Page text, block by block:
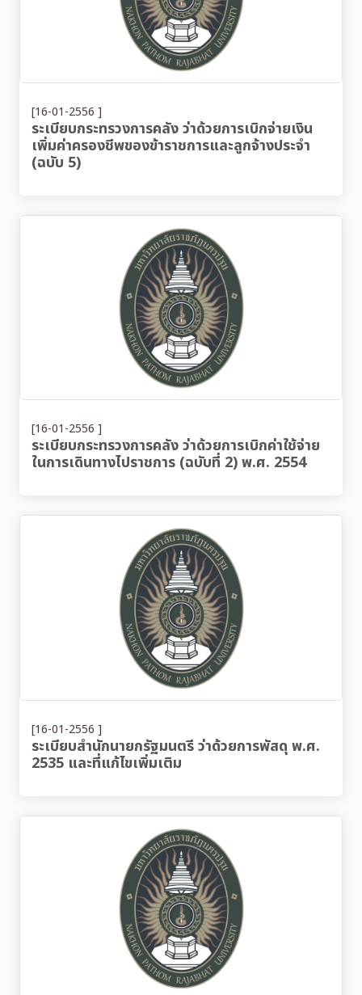
[16-01-2556 ]
ระเบียบกระทรวงการคลัง ว่าด้วยการเบิกจ่ายเงิน
เพิ่มค่าครองชีพของข้าราชการและลูกจ้างประจำ
(ฉบับ 5)
[16-01-2556 ]
ระเบียบกระทรวงการคลัง ว่าด้วยการเบิกค่าใช้จ่าย
ในการเดินทางไปราชการ (ฉบับที่ 2) พ.ศ. 2554
[16-01-2556 ]
ระเบียบสำนักนายกรัฐมนตรี ว่าด้วยการพัสดุ พ.ศ.
2535 และที่แก้ไขเพิ่มเติม